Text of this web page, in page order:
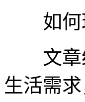
如何
文章给
生活需